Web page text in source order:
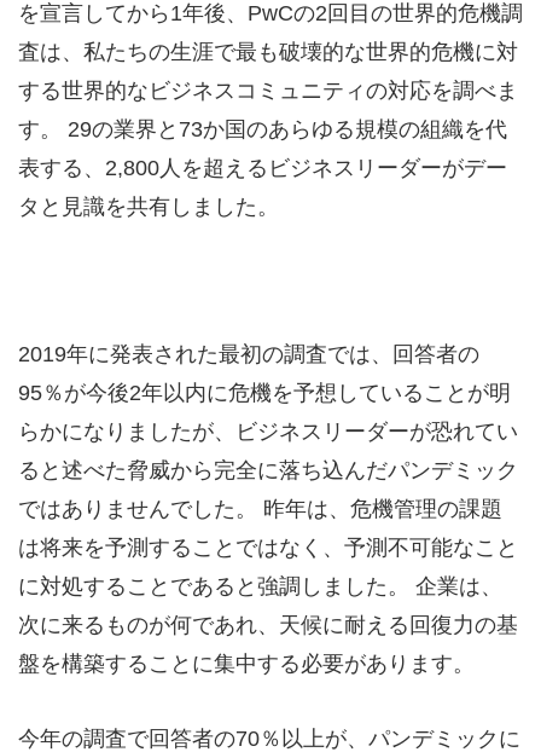
を宣言してから1年後、PwCの2回目の世界的危機調
査は、私たちの生涯で最も破壊的な世界的危機に対
する世界的なビジネスコミュニティの対応を調べま
す。 29の業界と73か国のあらゆる規模の組織を代
表する、2,800人を超えるビジネスリーダーがデー
タと見識を共有しました。
2019年に発表された最初の調査では、回答者の
95％が今後2年以内に危機を予想していることが明
らかになりましたが、ビジネスリーダーが恐れてい
ると述べた脅威から完全に落ち込んだパンデミック
ではありませんでした。 昨年は、危機管理の課題
は将来を予測することではなく、予測不可能なこと
に対処することであると強調しました。 企業は、
次に来るものが何であれ、天候に耐える回復力の基
盤を構築することに集中する必要があります。
今年の調査で回答者の70％以上が、パンデミックに